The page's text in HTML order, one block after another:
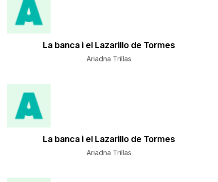
La banca i el Lazarillo de Tormes
Ariadna Trillas
La banca i el Lazarillo de Tormes
Ariadna Trillas